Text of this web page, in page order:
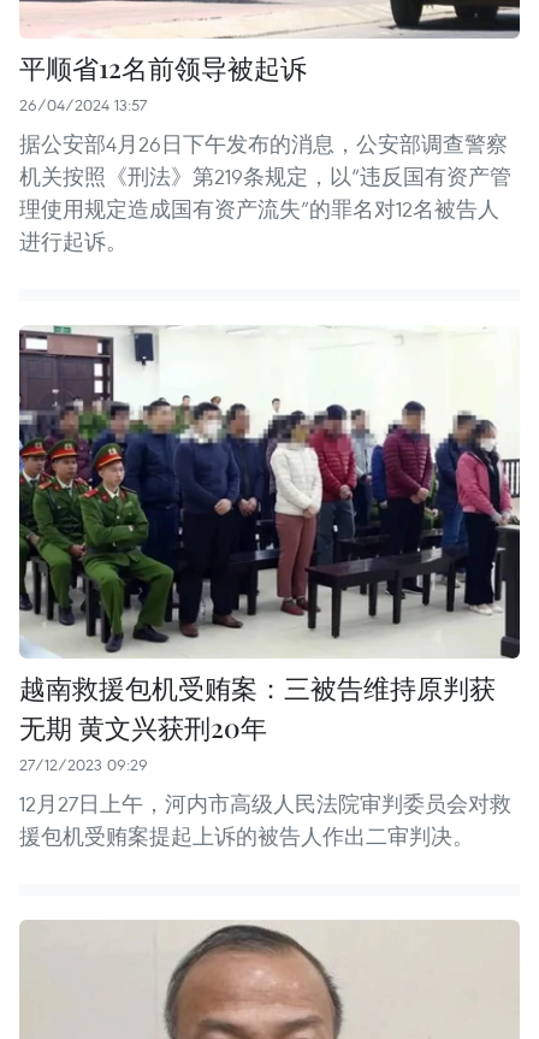
平顺省12名前领导被起诉
26/04/2024 13:57
据公安部4月26日下午发布的消息，公安部调查警察
机关按照《刑法》第219条规定，以“违反国有资产管
理使用规定造成国有资产流失”的罪名对12名被告人
进行起诉。
越南救援包机受贿案：三被告维持原判获
无期 黄文兴获刑20年
27/12/2023 09:29
12月27日上午，河内市高级人民法院审判委员会对救
援包机受贿案提起上诉的被告人作出二审判决。 ​